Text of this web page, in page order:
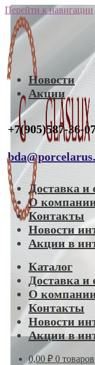
Перейти к навигации
Новости
Акции
+7(905)587-36-
Доставка и
О
Контакты
Новости
Акции в
Каталог
Доставка и
О
Контакты
Новости
Акции в
0,00 ₽ 0 товаров